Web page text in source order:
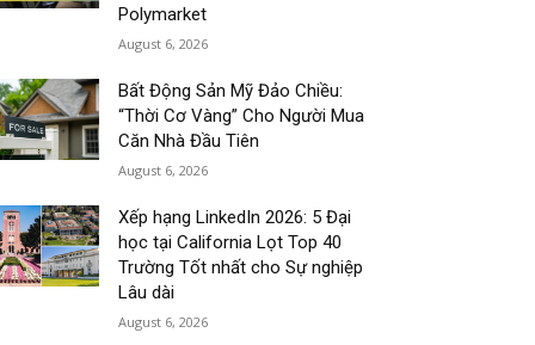
Polymarket
August 6, 2026
Bất Động Sản Mỹ Đảo Chiều:
“Thời Cơ Vàng” Cho Người Mua
Căn Nhà Đầu Tiên
August 6, 2026
Xếp hạng LinkedIn 2026: 5 Đại
học tại California Lọt Top 40
Trường Tốt nhất cho Sự nghiệp
Lâu dài
August 6, 2026